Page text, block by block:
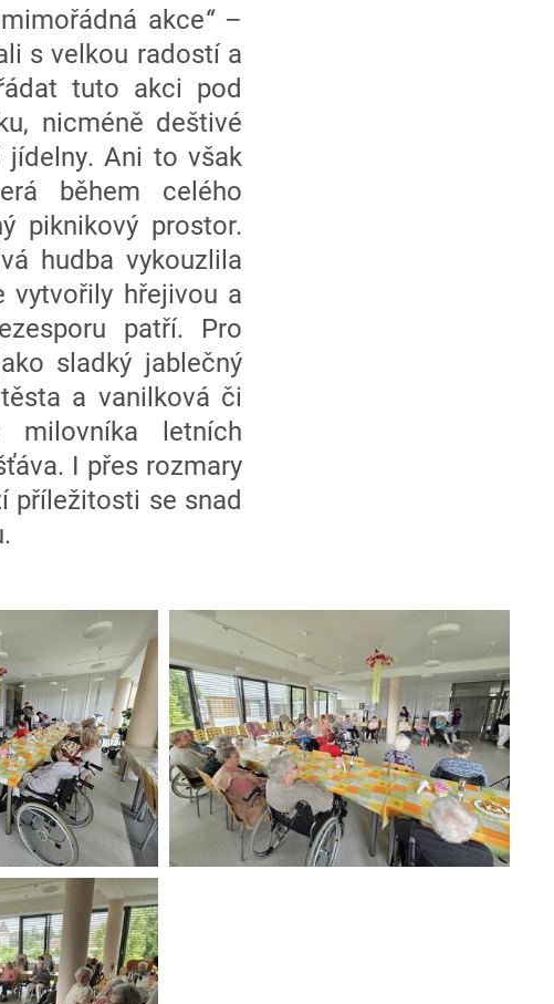
mimořádná akce“–
s velkou radostí a
tuto akci pod
nicméně deštivé
Ani to však
během celého
piknikový prostor.
hudba vykouzlila
vytvořily hřejivou a
patří. Pro
sladký jablečný
a vanilková či
milovníka letních
I přes rozmary
příležitosti se snad